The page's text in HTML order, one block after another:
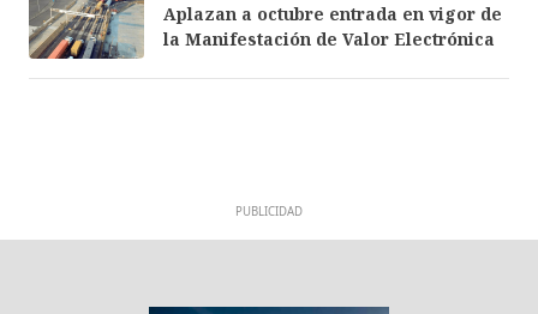
Aplazan a octubre entrada en vigor de
la Manifestación de Valor Electrónica
PUBLICIDAD